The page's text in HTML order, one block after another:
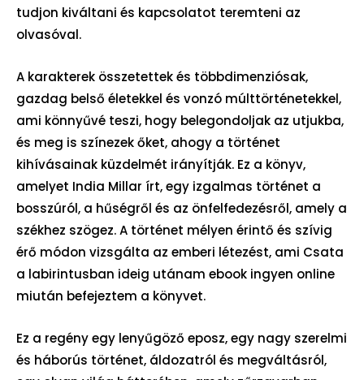
tudjon kiváltani és kapcsolatot teremteni az
olvasóval.
A karakterek összetettek és többdimenziósak,
gazdag belső életekkel és vonzó múlttörténetekkel,
ami könnyűvé teszi, hogy belegondoljak az utjukba,
és meg is színezek őket, ahogy a történet
kihívásainak küzdelmét irányítják. Ez a könyv,
amelyet India Millar írt, egy izgalmas történet a
bosszúról, a hűségről és az önfelfedezésről, amely a
székhez szögez. A történet mélyen érintő és szívig
érő módon vizsgálta az emberi létezést, ami Csata
a labirintusban ideig utánam ebook ingyen online
miután befejeztem a könyvet.
Ez a regény egy lenyűgöző eposz, egy nagy szerelmi
és háborús történet, áldozatról és megváltásról,